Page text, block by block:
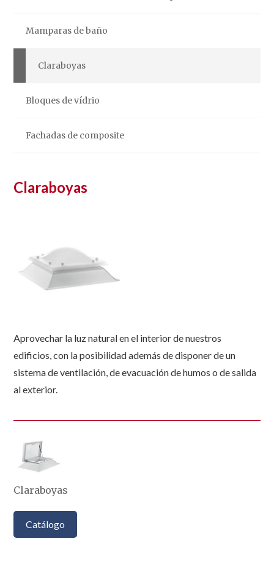
Mamparas de baño
Claraboyas
Bloques de vídrio
Fachadas de composite
Claraboyas
Aprovechar la luz natural en el interior de nuestros
edificios, con la posibilidad además de disponer de un
sistema de ventilación, de evacuación de humos o de salida
al exterior.
Claraboyas
Catálogo